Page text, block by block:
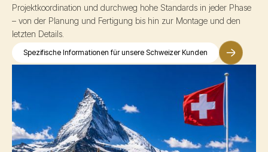
Projektkoordination und durchweg hohe Standards in jeder Phase
– von der Planung und Fertigung bis hin zur Montage und den
letzten Details.
Spezifische Informationen für unsere Schweizer Kunden